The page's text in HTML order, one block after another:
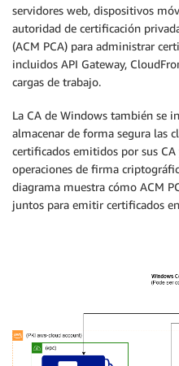
servidores web, dispositivos
autoridad de certificación
(ACM PCA) para administrar
incluidos API Gateway,
cargas de trabajo.
La CA de Windows también se
almacenar de forma segura las
certificados emitidos por sus
operaciones de firma
diagrama muestra cómo ACM
juntos para emitir certificados